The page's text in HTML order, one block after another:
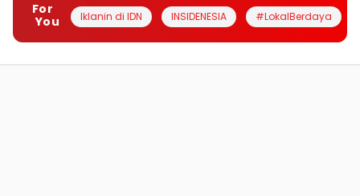
For
You
Iklanin di IDN INSIDENESIA #LokalBerdaya